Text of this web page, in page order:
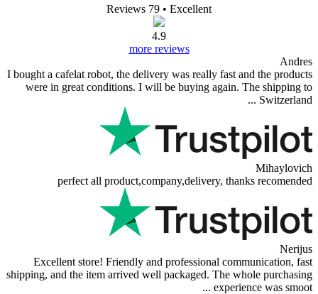
Reviews 79
I bought a cafelat robot, the delivery was really fast
were in great conditions. I will be buying again.
perfect all product,company,delivery,
Excellent store! Friendly and professional
shipping, and the item arrived well packaged. The